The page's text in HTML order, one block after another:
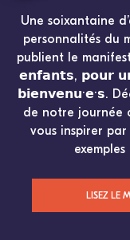
Une soixantaine
personnalités du
publient le
𝗲𝗻𝗳𝗮𝗻𝘁𝘀, 𝗽𝗼𝘂𝗿
𝗯𝗶𝗲𝗻𝘃𝗲𝗻𝘂·𝗲·𝘀.
de notre journée
vous inspirer
LISEZ LE